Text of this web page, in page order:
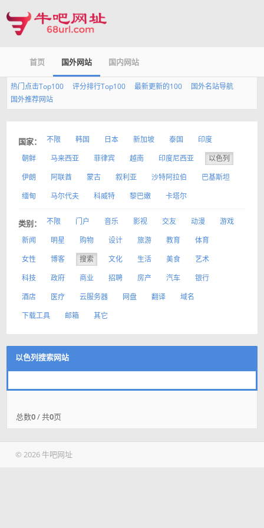
首页 国外网站 国内网站
热门点击Top100 评分排行Top100 最新更新的100
国外名站导航
国外推荐网站
国家： 不限 韩国 日本 新加坡 泰国
印度
朝鲜
马来西亚 菲律宾 越南 印度尼西亚
以色列
伊朗
阿联酋 蒙古 叙利亚 沙特阿拉伯
巴基斯坦
缅甸
马尔代夫 科威特 黎巴嫩 卡塔尔
类别： 不限 门户 音乐 影视 交友 动漫
游戏
新闻
明星 购物 设计 旅游 教育
体育
女性
博客 搜索 文化 生活 美食
艺术
科技
政府 商业 招聘 房产 汽车
银行
酒店
医疗 云服务器 网盘 翻译
域名
下载工具
邮箱 其它
以色列搜索网站
总数0/ 共0页
© 2026 牛吧网址